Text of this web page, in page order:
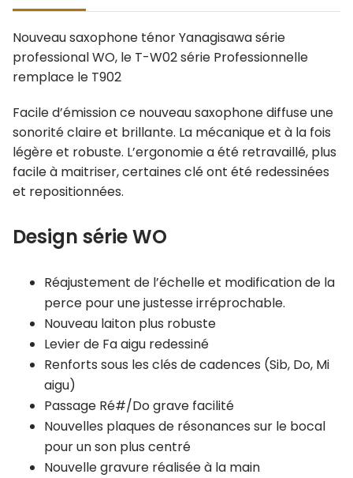
Nouveau saxophone ténor Yanagisawa série
professional WO, le T-W02 série Professionnelle
remplace le T902
Facile d’émission ce nouveau saxophone diffuse une
sonorité claire et brillante. La mécanique et à la fois
légère et robuste. L’ergonomie a été retravaillé, plus
facile à maitriser, certaines clé ont été redessinées
et repositionnées.
Design série WO
Réajustement de l’échelle et modification de la
perce pour une justesse irréprochable.
Nouveau laiton plus robuste
Levier de Fa aigu redessiné
Renforts sous les clés de cadences (Sib, Do, Mi
aigu)
Passage Ré#/Do grave facilité
Nouvelles plaques de résonances sur le bocal
pour un son plus centré
Nouvelle gravure réalisée à la main